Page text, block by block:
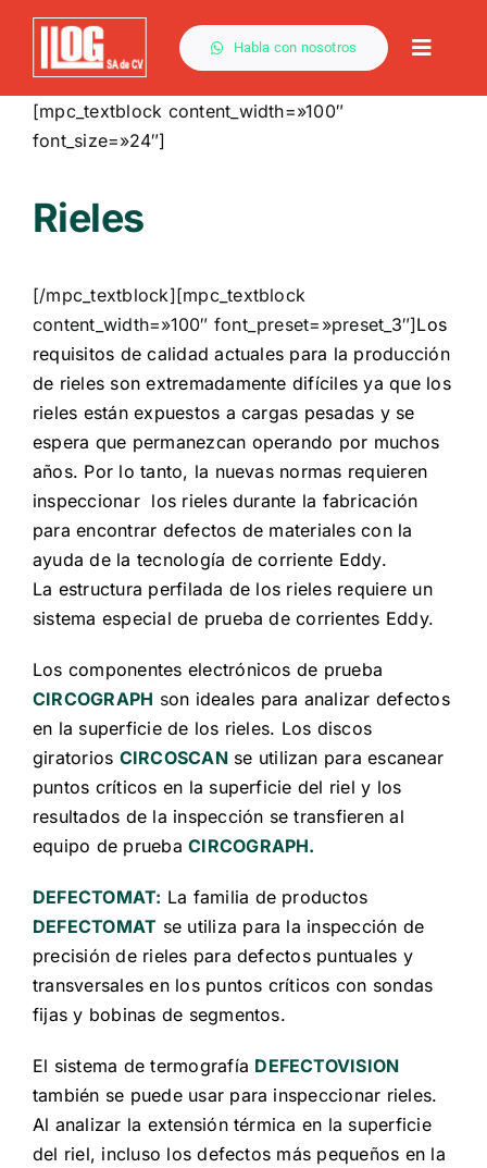
Saltar
contenido
Habla con nosotros
Toggle
[mpc_textblock content_width=»100″
font_size=»24″]
Rieles
[/mpc_textblock][mpc_textblock
content_width=»100″ font_preset=»preset_3″]Los
requisitos de calidad actuales para la producción
de rieles son extremadamente difíciles ya que los
rieles están expuestos a cargas pesadas y se
espera que permanezcan operando por muchos
años. Por lo tanto, la nuevas normas requieren
inspeccionar los rieles durante la fabricación
para encontrar defectos de materiales con la
ayuda de la tecnología de corriente Eddy.
La estructura perfilada de los rieles requiere un
sistema especial de prueba de corrientes Eddy.
Los componentes electrónicos de prueba
CIRCOGRAPH son ideales para analizar defectos
en la superficie de los rieles. Los discos
giratorios CIRCOSCAN se utilizan para escanear
puntos críticos en la superficie del riel y los
resultados de la inspección se transfieren al
equipo de prueba CIRCOGRAPH.
DEFECTOMAT: La familia de productos
DEFECTOMAT se utiliza para la inspección de
precisión de rieles para defectos puntuales y
transversales en los puntos críticos con sondas
fijas y bobinas de segmentos.
El sistema de termografía DEFECTOVISION
también se puede usar para inspeccionar rieles.
Al analizar la extensión térmica en la superficie
del riel, incluso los defectos más pequeños en la